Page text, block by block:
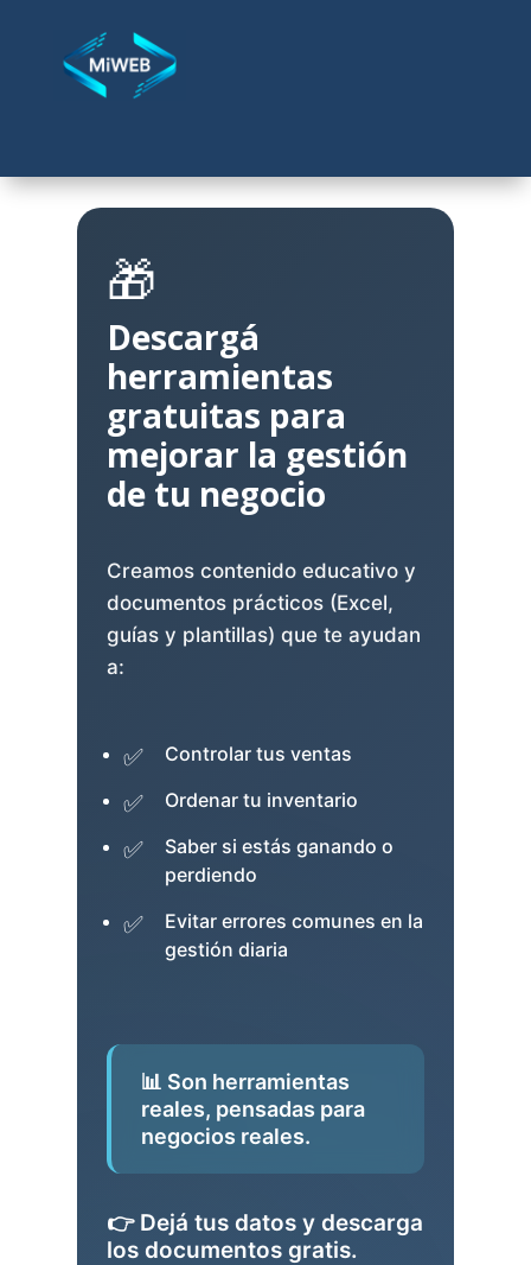
🎁
Descargá
herramientas
gratuitas para
mejorar la gestión
de tu negocio
Creamos contenido educativo y
documentos prácticos (Excel,
guías y plantillas) que te ayudan
a:
Controlar tus ventas
Ordenar tu inventario
Saber si estás ganando o
perdiendo
Evitar errores comunes en la
gestión diaria
📊 Son herramientas
reales, pensadas para
negocios reales.
👉 Dejá tus datos y descarga
los documentos gratis.